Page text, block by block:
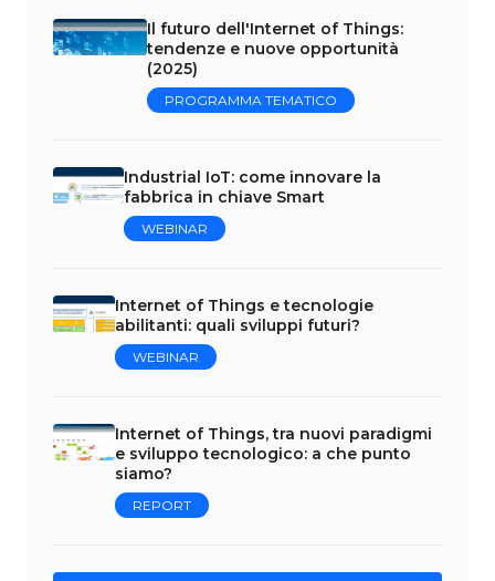
Il futuro dell'Internet of Things:
tendenze e nuove opportunità
(2025)
PROGRAMMA TEMATICO
Industrial IoT: come innovare la
fabbrica in chiave Smart
WEBINAR
Internet of Things e tecnologie
abilitanti: quali sviluppi futuri?
WEBINAR
Internet of Things, tra nuovi paradigmi
e sviluppo tecnologico: a che punto
siamo?
REPORT